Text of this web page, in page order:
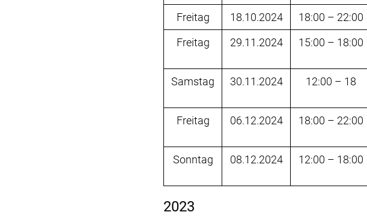
Freitag
18.10.2024 18:00 – 22:00
Freitag
29.11.2024 15:00 – 18:00
Samstag
30.11.2024 12:00 – 18
Freitag
06.12.2024 18:00 – 22:00
Sonntag
08.12.2024 12:00 – 18:00
2023